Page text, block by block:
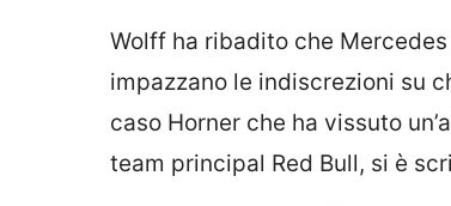
Wolff ha ribadito che
impazzano le indiscrezioni su
caso Horner che ha vissuto
team principal Red Bull, si è